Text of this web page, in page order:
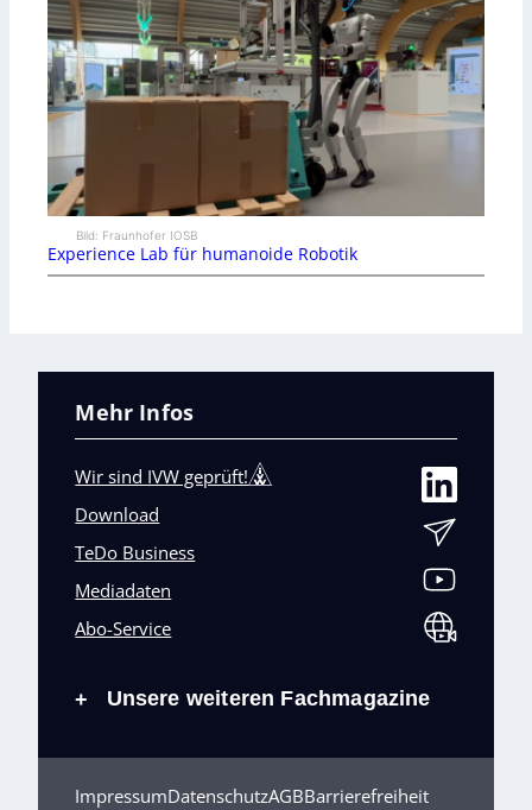
Bild: Fraunhofer IOSB
Experience Lab für humanoide Robotik
Mehr Infos
Wir sind IVW geprüft!
Download
TeDo Business
Mediadaten
Abo-Service
+ Unsere weiteren Fachmagazine
ImpressumDatenschutzAGBBarrierefreiheit